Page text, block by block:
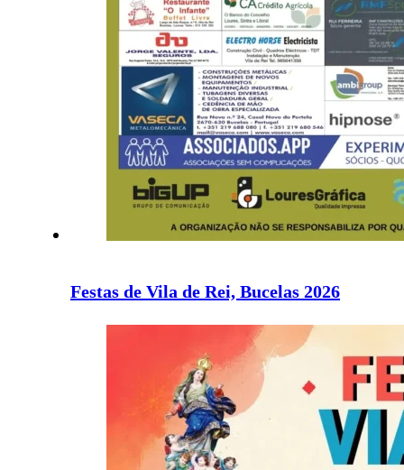
Festas de Vila de Rei, Bucelas 2026